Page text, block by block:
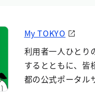
My TOKYO
利用者一人ひとり
するとともに、皆
都の公式ポータル